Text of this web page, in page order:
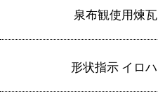
泉布観使用煉瓦
形状指示 イロハ